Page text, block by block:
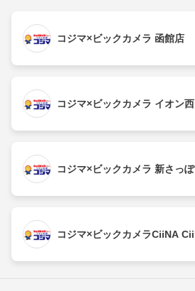
コジマ×ビックカメラ 函館店
コジマ×ビックカメラ イオン
コジマ×ビックカメラ 新さっ
コジマ×ビックカメラCiiNA